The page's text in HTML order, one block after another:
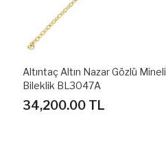
Altıntaç Altın Kutup Yıldızlı Mineli
Bileklik BL3046A
30,300.00 TL